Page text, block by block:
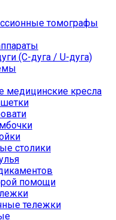
томографы
(С-дуга / U-дуга)
медицинские кресла
столики
помощи
тележки